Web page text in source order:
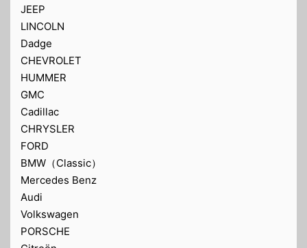
JEEP
LINCOLN
Dadge
CHEVROLET
HUMMER
GMC
Cadillac
CHRYSLER
FORD
BMW（Classic）
Mercedes Benz
Audi
Volkswagen
PORSCHE